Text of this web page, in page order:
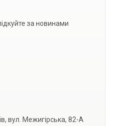
за новинами
вул. Межигірська, 82-А